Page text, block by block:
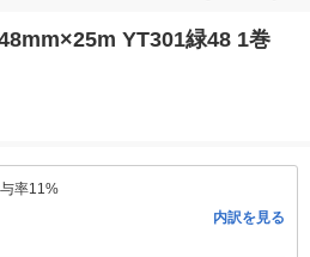
YT301緑48 1巻
率11%
内訳を見る